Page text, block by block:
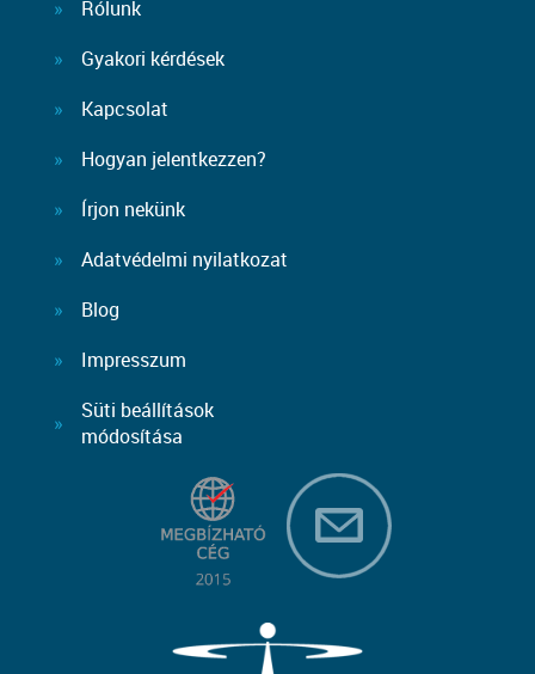
Rólunk
Gyakori kérdések
Kapcsolat
Hogyan jelentkezzen?
Írjon nekünk
Adatvédelmi nyilatkozat
Blog
Impresszum
Süti beállítások
módosítása